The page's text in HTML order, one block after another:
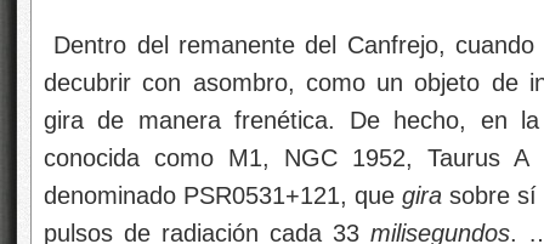
Dentro del remanente del Canfrejo,
decubrir con asombro, como un objeto de
gira de manera frenética. De hecho, en
conocida como M1, NGC 1952,
denominado PSR0531+121, quegira sobre
pulsos de radiación cada 33 milisegundos.